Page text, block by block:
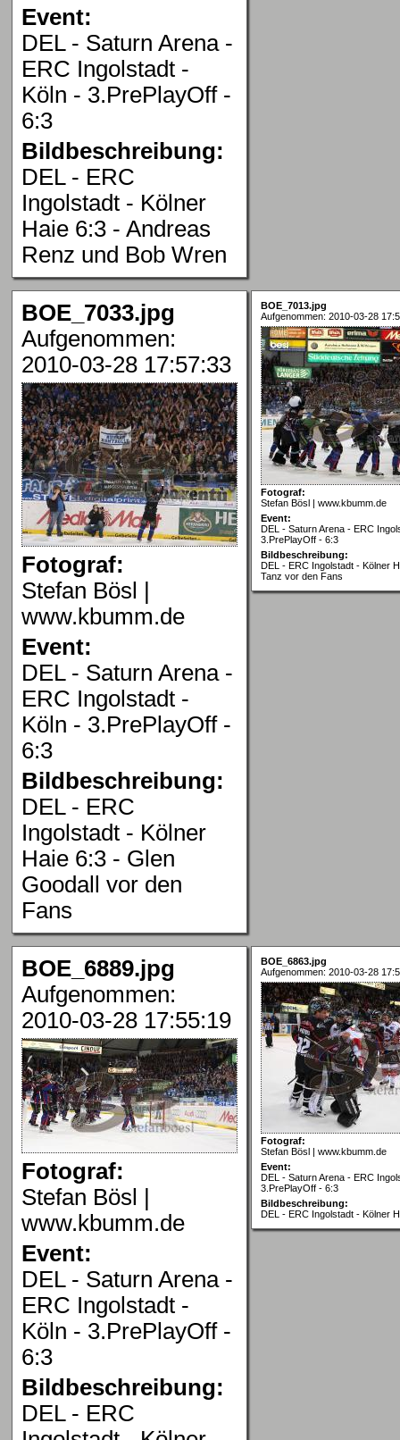
Event:
DEL - Saturn Arena -
ERC Ingolstadt -
Köln - 3.PrePlayOff -
6:3
Bildbeschreibung:
DEL - ERC
Ingolstadt - Kölner
Haie 6:3 - Andreas
Renz und Bob Wren
BOE_7033.jpg
Aufgenommen:
2010-03-28 17:57:33
Fotograf:
Stefan Bösl |
www.kbumm.de
Event:
DEL - Saturn Arena -
ERC Ingolstadt -
Köln - 3.PrePlayOff -
6:3
Bildbeschreibung:
DEL - ERC
Ingolstadt - Kölner
Haie 6:3 - Glen
Goodall vor den
Fans
BOE_7013.jpg
Aufgenommen: 2010-03-28
Fotograf:
Stefan Bösl | www.kbumm.de
Event:
DEL - Saturn Arena - ERC
3.PrePlayOff - 6:3
Bildbeschreibung:
DEL - ERC Ingolstadt - Kölner
Tanz vor den Fans
BOE_6889.jpg
Aufgenommen:
2010-03-28 17:55:19
Fotograf:
Stefan Bösl |
www.kbumm.de
Event:
DEL - Saturn Arena -
ERC Ingolstadt -
Köln - 3.PrePlayOff -
6:3
Bildbeschreibung:
DEL - ERC
BOE_6863.jpg
Aufgenommen: 2010-03-28
Fotograf:
Stefan Bösl | www.kbumm.de
Event:
DEL - Saturn Arena - ERC
3.PrePlayOff - 6:3
Bildbeschreibung:
DEL - ERC Ingolstadt - Kölner